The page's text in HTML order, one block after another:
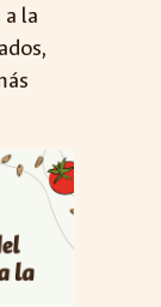
la